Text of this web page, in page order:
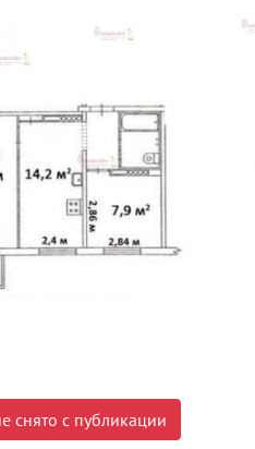
снято с публикации